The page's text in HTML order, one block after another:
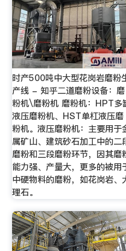
时产500吨中大型花岗岩磨粉
产线 - 知乎二道磨粉设备：磨
粉机\磨粉机 磨粉机：HPT多
液压磨粉机、HST单杠液压磨
粉机。液压磨粉机：主要用于
属矿山、建筑砂石加工中的二
磨粉和三段磨粉环节，因其磨
能力强、产量大，更多的被用
中硬物料的磨粉，如花岗岩、
理石。